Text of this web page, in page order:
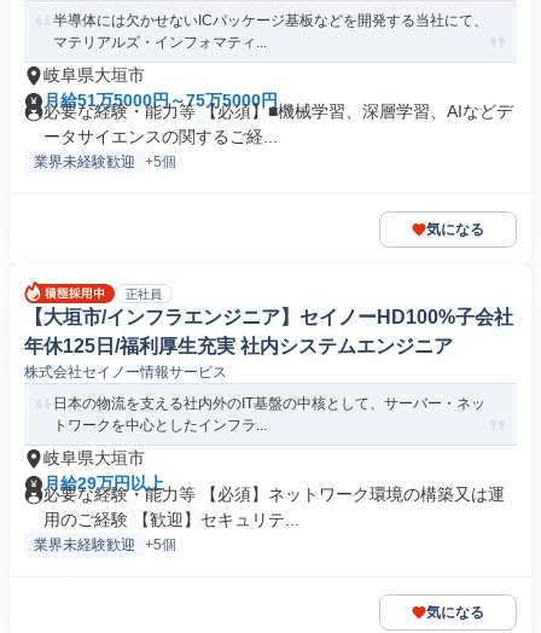
半導体には欠かせないICパッケージ基板などを開発する当社にて、
マテリアルズ・インフォマティ...
岐阜県大垣市
月給51万5000円～75万5000円
必要な経験・能力等 【必須】■機械学習、深層学習、AIなどデ
ータサイエンスの関するご経...
業界未経験歓迎 +5個
気になる
正社員
【大垣市/インフラエンジニア】セイノーHD100%子会社
年休125日/福利厚生充実 社内システムエンジニア
株式会社セイノー情報サービス
日本の物流を支える社内外のIT基盤の中核として、サーバー・ネッ
トワークを中心としたインフラ...
岐阜県大垣市
月給29万円以上
必要な経験・能力等 【必須】ネットワーク環境の構築又は運
用のご経験 【歓迎】セキュリテ...
業界未経験歓迎 +5個
気になる